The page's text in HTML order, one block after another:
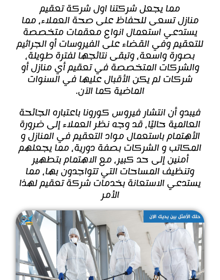
مما يجعل شركتنا اولشركة تعقيم
منازلتسعى للحفاظ على صحة العملاء، مما
يستدعي استعمال انواع معقمات متخصصة
للتعقيم وفي القضاء على الفيروسات أو الجراثيم
بصورة واسعة، وتبقى نتائجها لفترة طويلة،
والشركات المتخصصة في تعقيم أي منازل أو
شركات لم يكن الأقبال عليها في السنوات
الماضية كما الآن.
فيبدو أن انتشار فيروس كورونا باعتباره الجائحة
العالمية حاليًا، قد وجه نظر العملاء إلى ضرورة
الأهتمام باستعمال مواد التعقيم في المنازل و
المكاتب و الشركات بصفة دورية، مما يجعلهم
أمنين إلى حد كبير، مع الاهتمام بتطهير
وتنظيف المساحات التي تتواجدون بها، مما
يستدعي الاستعانة بخدمات شركة تعقيم لهذا
الأمر